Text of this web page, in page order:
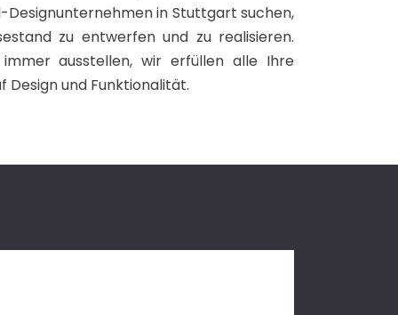
in Stuttgart suchen,
zu entwerfen und zu realisieren.
ausstellen, wir erfüllen alle Ihre
Design und Funktionalität.